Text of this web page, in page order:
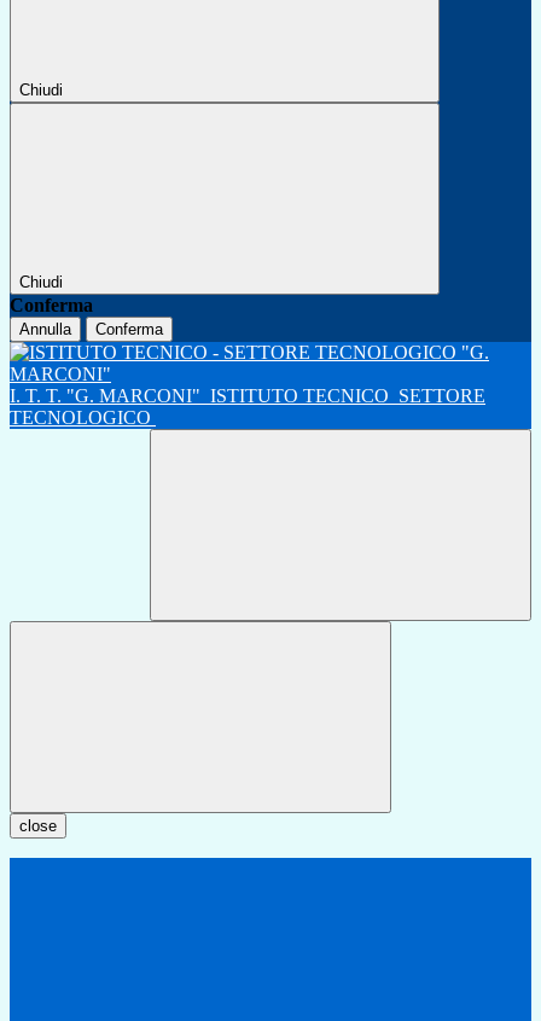
Chiudi
Chiudi
Conferma
Annulla Conferma
I. T. T. "G. MARCONI" ISTITUTO TECNICO SETTORE
TECNOLOGICO
close